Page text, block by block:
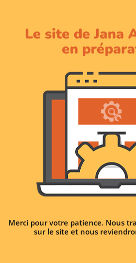
Le site de Jana
en
Merci pour votre patience. Nous
sur le site et nous